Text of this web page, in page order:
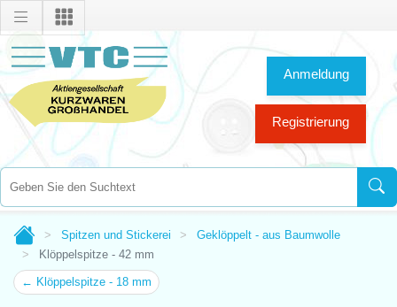
Anmeldung
Registrierung
Spitzen und Stickerei
Geklöppelt - aus Baumwolle
Klöppelspitze - 42 mm
← Klöppelspitze - 18 mm